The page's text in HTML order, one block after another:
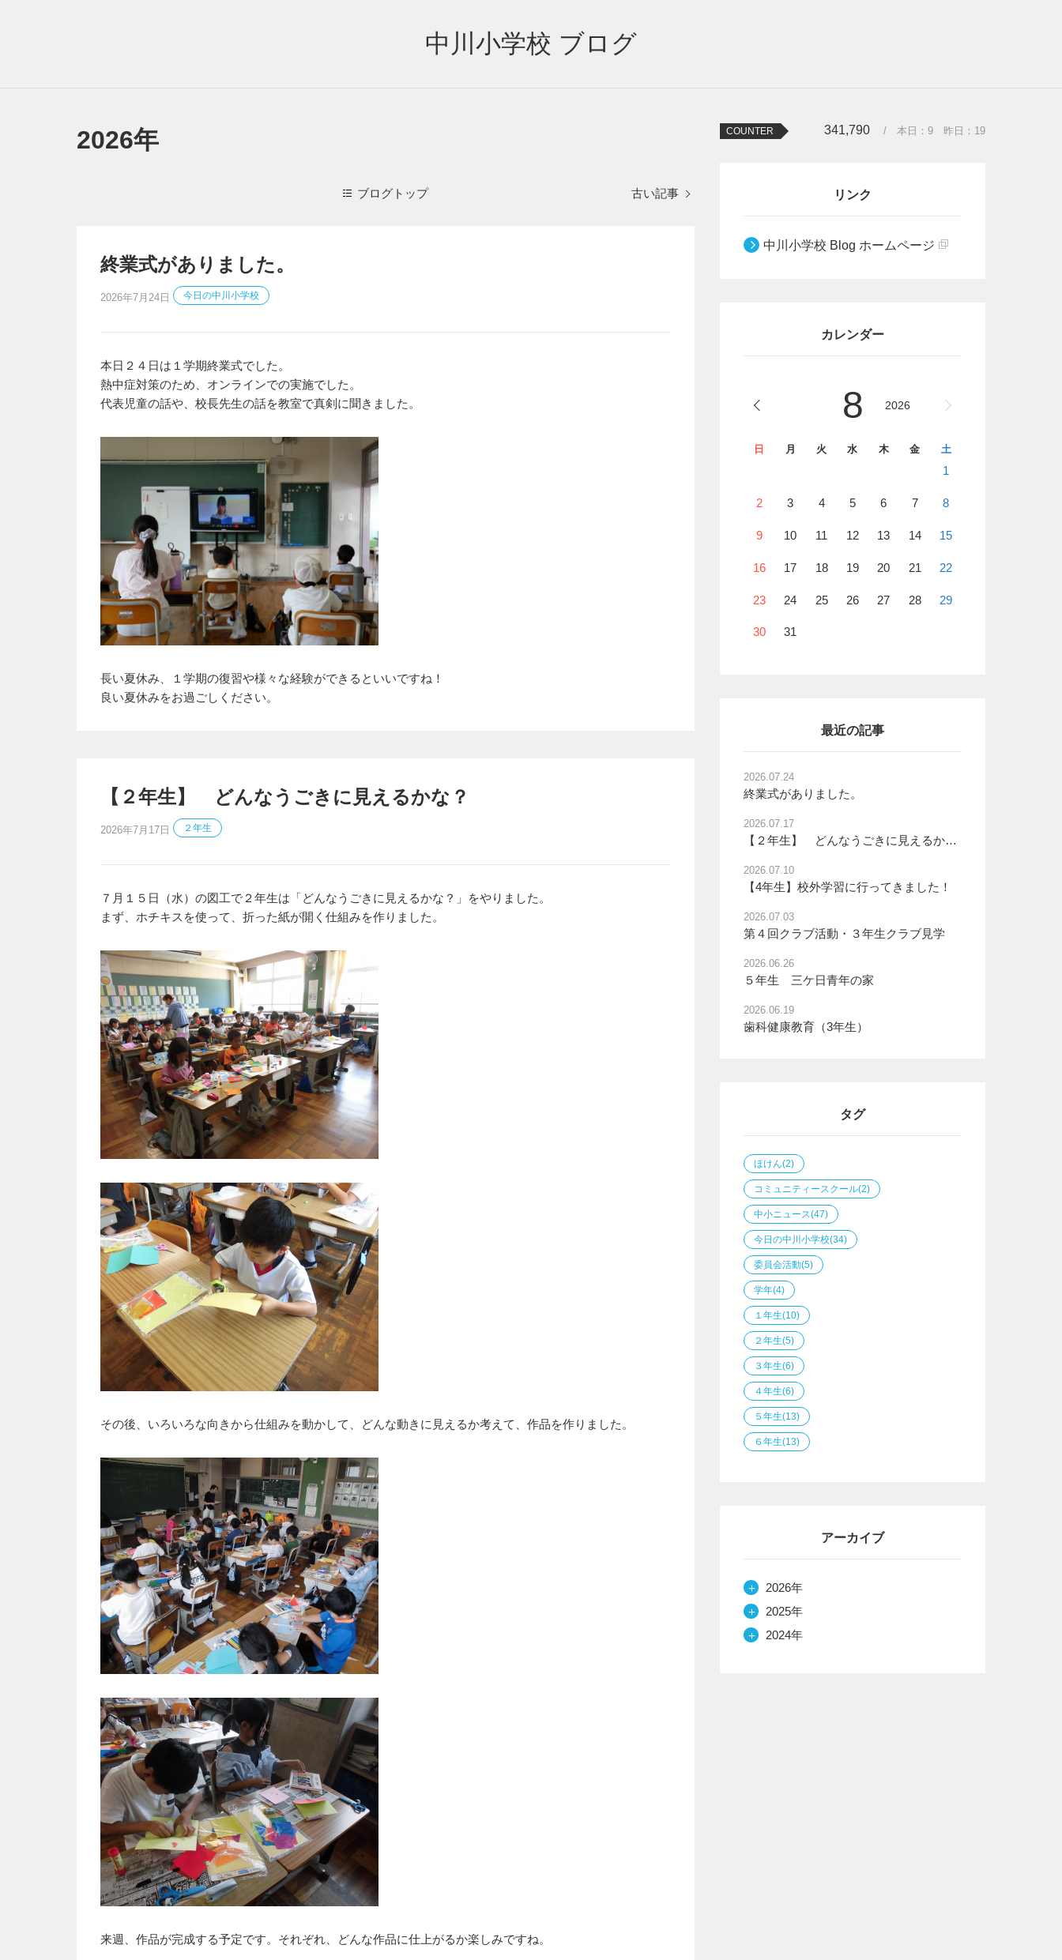
中川小学校 ブログ
2026年
古い記事
ブログトップ
終業式がありました。
2026年7月24日 今日の中川小学校
本日２４日は１学期終業式でした。
熱中症対策のため、オンラインでの実施でした。
代表児童の話や、校長先生の話を教室で真剣に聞きました。
長い夏休み、１学期の復習や様々な経験ができるといいですね！
良い夏休みをお過ごしください。
【２年生】 どんなうごきに見えるかな？
2026年7月17日 ２年生
７月１５日（水）の図工で２年生は「どんなうごきに見えるかな？」をやりました。
まず、ホチキスを使って、折った紙が開く仕組みを作りました。
その後、いろいろな向きから仕組みを動かして、どんな動きに見えるか考えて、作品を作りました。
来週、作品が完成する予定です。それぞれ、どんな作品に仕上がるか楽しみですね。
COUNTER 341,790 / 本日： 9 昨日： 19
リンク
中川小学校 Blog ホームページ
カレンダー
8 2026
日 月 火 水 木 金 土
1
2 3 4 5 6 7 8
9 10 11 12 13 14 15
16 17 18 19 20 21 22
23 24 25 26 27 28 29
30 31
最近の記事
2026.07.24
終業式がありました。
2026.07.17
【２年生】 どんなうごきに見えるかな？
2026.07.10
【4年生】校外学習に行ってきました！
2026.07.03
第４回クラブ活動・３年生クラブ見学
2026.06.26
５年生 三ケ日青年の家
2026.06.19
歯科健康教育（3年生）
タグ
ほけん(2)
コミュニティースクール(2)
中小ニュース(47)
今日の中川小学校(34)
委員会活動(5)
学年(4)
１年生(10)
２年生(5)
３年生(6)
４年生(6)
５年生(13)
６年生(13)
アーカイブ
＋
2026年
＋
2025年
＋
2024年